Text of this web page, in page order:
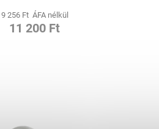
9 256 Ft ÁFA nélkül
11 200 Ft